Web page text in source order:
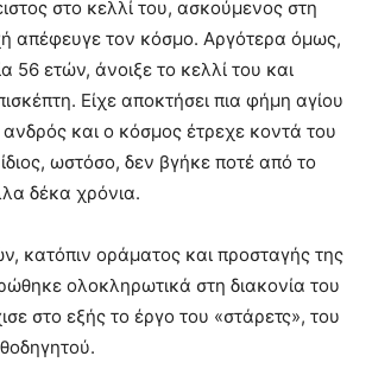
στο κελλί του, ασκούμενος στη
απέφευγε τον κόσμο. Αργότερα όμως,
56 ετών, άνοιξε το κελλί του και
Είχε αποκτήσει πια φήμη αγίου
και ο κόσμος έτρεχε κοντά του
ωστόσο, δεν βγήκε ποτέ από το
δέκα χρόνια.
κατόπιν οράματος και προσταγής της
ολοκληρωτικά στη διακονία του
στο εξής το έργο του «στάρετς», του